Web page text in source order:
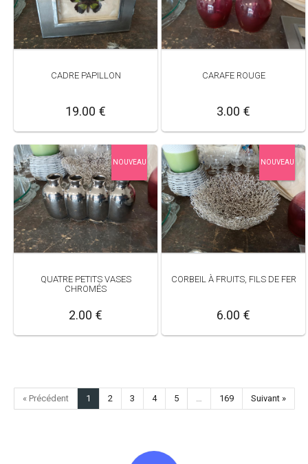
CADRE PAPILLON
19.00 €
CARAFE ROUGE
3.00 €
NOUVEAU
QUATRE PETITS VASES
CHROMÉS
2.00 €
NOUVEAU
CORBEIL À FRUITS, FILS DE FER
6.00 €
« Précédent 1 2 3 4 5 169 Suivant »